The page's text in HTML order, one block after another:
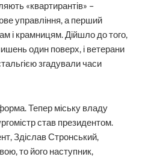
«квартирантів» –
управління, а перший
і крамницям. Дійшло до того,
один поверх, і ветерани
згадували часи
Тепер міську владу
став президентом.
Здіслав Стронський,
то його наступник,